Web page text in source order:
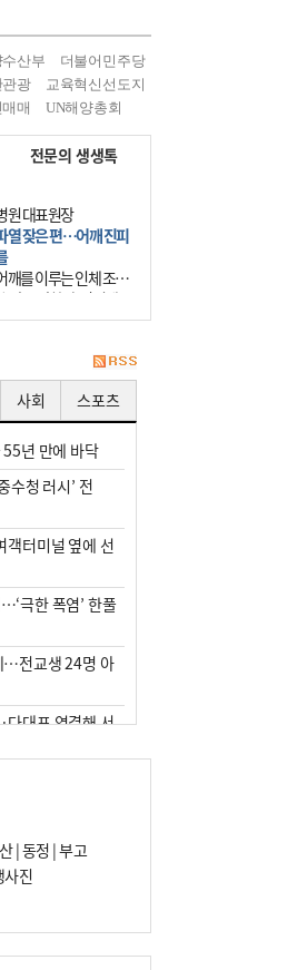
산부
더불어민주당
관광
교육혁신선도지
매 UN해양총회
전문의 생생톡
원 대표원장
열 잦은 편…어깨 진피
깨를 이루는 인체 조직
상을 말한다. 여기에
전근개 증후군, 어깨
사회 스포츠
년 만에 바닥
수청 러시’ 전
객터미널 옆에 선
극한 폭염’ 한풀
…전교생 24명 아
다대포 연결해 서
일
으로 확정, 해양
지’ 된 부산…
용차 규정에 막
|동정 |부고
진